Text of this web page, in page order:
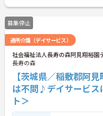
募集停止
通所介護（デイサービス）
社会福祉法人長寿の森阿見翔裕園
長寿の森
【茨城県／稲敷郡阿
は不問♪デイサービス
ト＞